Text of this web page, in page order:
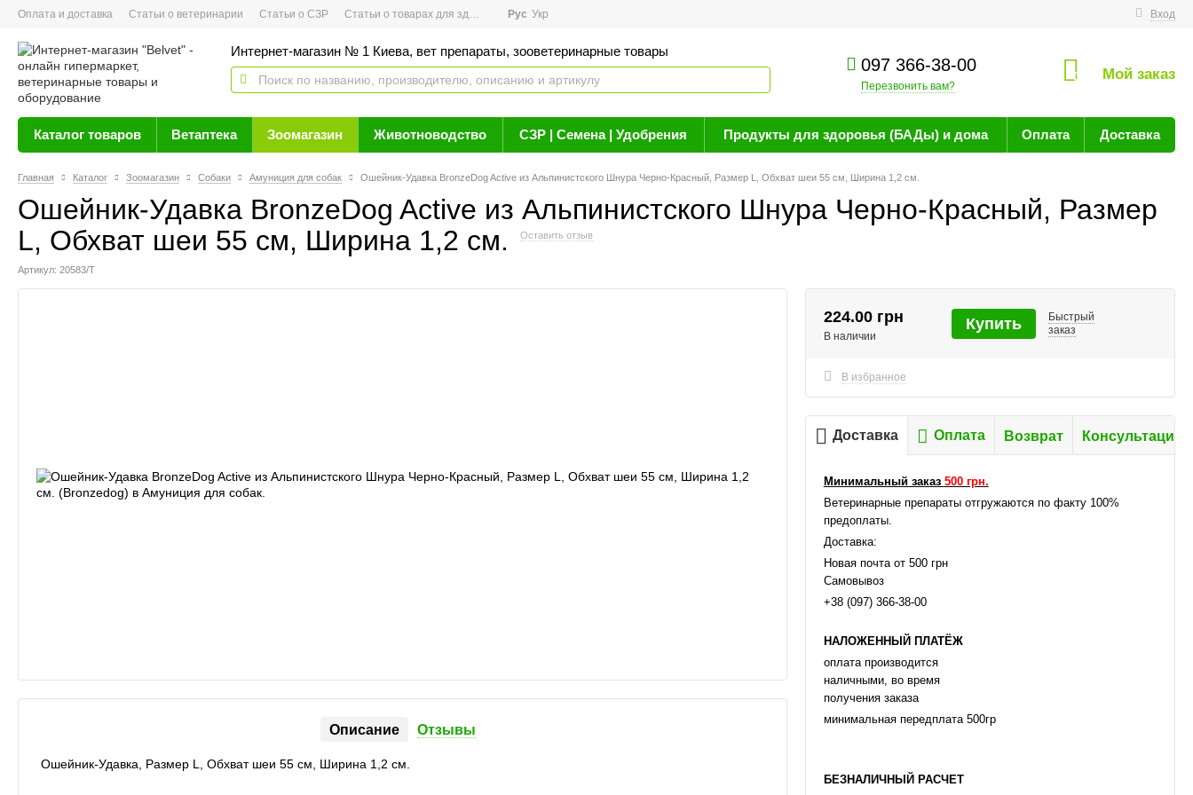
Оплата и доставка Статьи о ветеринарии Статьи о СЗР Статьи о товарах для здоровья Новости Вход
Рус Укр
Интернет-магазин № 1 Киева, вет препараты, зооветеринарные товары
097 366-38-00
Перезвонить вам?
0 Мой заказ
Каталог товаров Ветаптека Зоомагазин Животноводство СЗР | Семена | Удобрения Продукты для здоровья (БАДы) и дома Оплата Доставка
Главная Каталог Зоомагазин Собаки Амуниция для собак Ошейник-Удавка BronzeDog Active из Альпинистского Шнура Черно-Красный, Размер L, Обхват шеи 55 см, Ширина 1,2 см.
Ошейник-Удавка BronzeDog Active из Альпинистского Шнура Черно-Красный, Размер
L, Обхват шеи 55 см, Ширина 1,2 см.
Оставить отзыв
Артикул: 20583/Т
Описание Отзывы
Ошейник-Удавка, Размер L, Обхват шеи 55 см, Ширина 1,2 см.
224.00 грн
В наличии
Купить
Быстрый
заказ
В избранное
Доставка Оплата Возврат Консультация
Минимальный заказ 500 грн.
Ветеринарные препараты отгружаются по факту 100%
предоплаты.
Доставка:
Новая почта от 500 грн
Самовывоз
+38 (097) 366-38-00
НАЛОЖЕННЫЙ ПЛАТЁЖ
оплата производится
наличными, во время
получения заказа
минимальная передплата 500гр
БЕЗНАЛИЧНЫЙ РАСЧЕТ